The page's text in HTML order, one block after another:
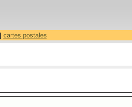
cartes postales